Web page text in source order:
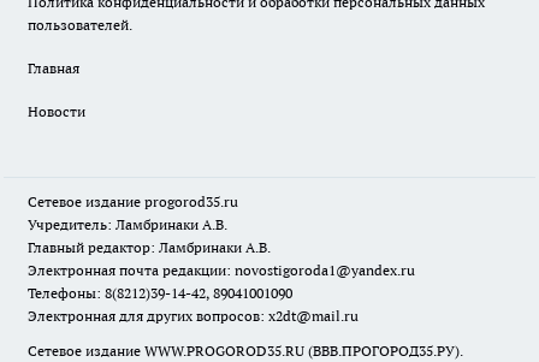
пользователей.
Главная
Новости
Сетевое издание progorod35.ru
Учредитель: Ламбринаки А.В.
Главный редактор: Ламбринаки А.В.
Электронная почта редакции: novostigoroda1@yandex.ru
Телефоны: 8(8212)39-14-42, 89041001090
Электронная для других вопросов: x2dt@mail.ru
Сетевое издание WWW.PROGOROD35.RU (ВВВ.ПРОГОРОД35.РУ).